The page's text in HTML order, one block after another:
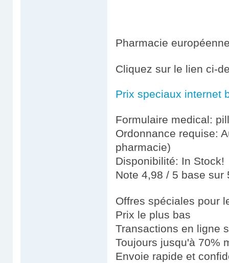
Pharmacie
Cliquez sur le lien ci-
Prix speciaux internet
Formulaire medical: pill
Ordonnance requise:
pharmacie)
Disponibilité: In Stock!
Note 4,98 / 5 base sur
Offres spéciales pour
Prix le plus bas
Transactions en ligne
Toujours jusqu'à 70%
Envoie rapide et